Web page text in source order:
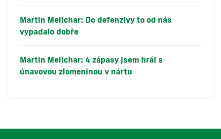
Martin Melichar: Do defenzivy to od nás
vypadalo dobře
Martin Melichar: 4 zápasy jsem hrál s
únavovou zlomeninou v nártu